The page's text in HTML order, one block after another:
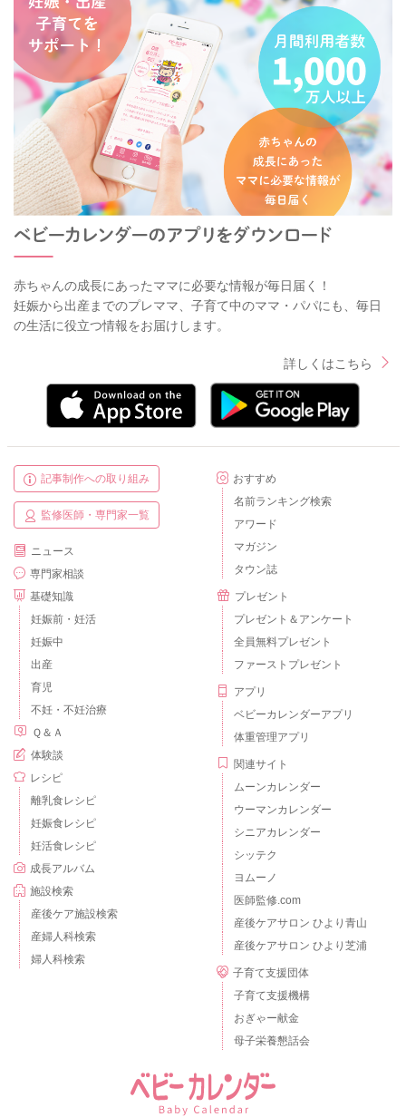
赤ちゃんの成長にあったママに必要な情報が毎日届く！
妊娠から出産までのプレママ、子育て中のママ・パパにも、毎日
の生活に役立つ情報をお届けします。
詳しくはこちら
記事制作への取り組み
監修医師・専門家一覧
ニュース
専門家相談
基礎知識
妊娠前・妊活
妊娠中
出産
育児
不妊・不妊治療
Ｑ＆Ａ
体験談
レシピ
離乳食レシピ
妊娠食レシピ
妊活食レシピ
成長アルバム
施設検索
産後ケア施設検索
産婦人科検索
婦人科検索
おすすめ
名前ランキング検索
アワード
マガジン
タウン誌
プレゼント
プレゼント＆アンケート
全員無料プレゼント
ファーストプレゼント
アプリ
ベビーカレンダーアプリ
体重管理アプリ
関連サイト
ムーンカレンダー
ウーマンカレンダー
シニアカレンダー
シッテク
ヨムーノ
医師監修.com
産後ケアサロン ひより青山
産後ケアサロン ひより芝浦
子育て支援団体
子育て支援機構
おぎゃー献金
母子栄養懇話会